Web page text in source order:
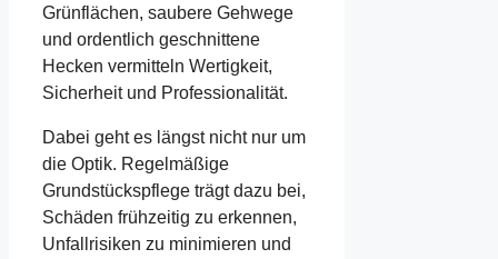
Grünflächen, saubere Gehwege
und ordentlich geschnittene
Hecken vermitteln Wertigkeit,
Sicherheit und Professionalität.
Dabei geht es längst nicht nur um
die Optik. Regelmäßige
Grundstückspflege trägt dazu bei,
Schäden frühzeitig zu erkennen,
Unfallrisiken zu minimieren und